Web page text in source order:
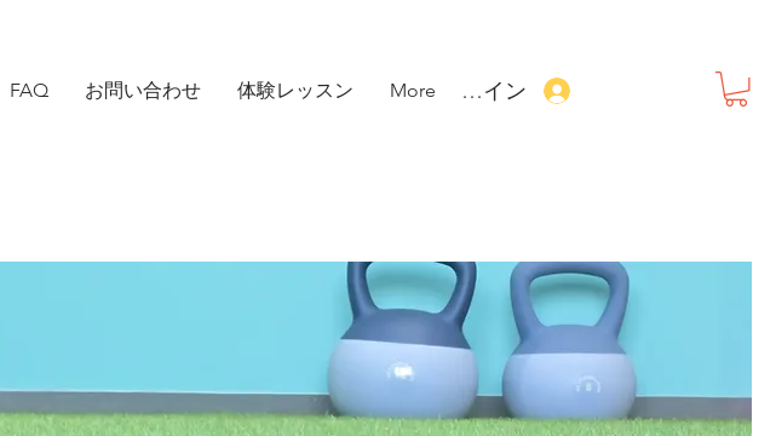
FAQ お問い合わせ 体験レッスン More ログイン